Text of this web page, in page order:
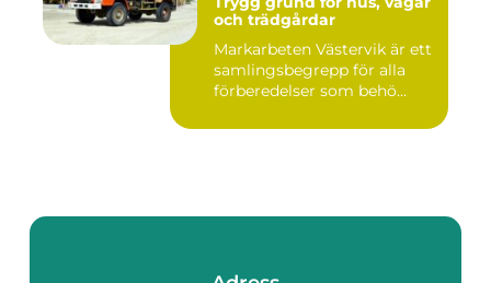
och trädgårdar
Markarbeten Västervik är ett
samlingsbegrepp för alla
förberedelser som behö...